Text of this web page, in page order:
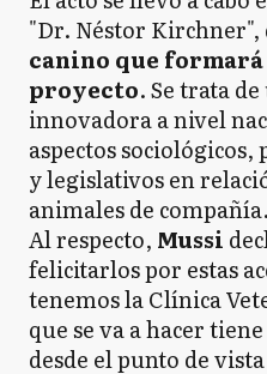
"Dr. Néstor Kirchner",
canino que
proyecto. Se trata
innovadora a nivel
aspectos
y legislativos en
animales de compañía.
Al respecto, Mussi
felicitarlos por estas
tenemos la Clínica
que se va a hacer
desde el punto de